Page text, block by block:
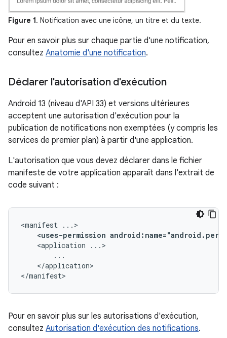
Figure 1. Notification avec une icône, un titre et du texte.
Pour en savoir plus sur chaque partie d'une notification,
consultez Anatomie d'une notification.
Déclarer l'autorisation d'exécution
Android 13 (niveau d'API 33) et versions ultérieures
acceptent une autorisation d'exécution pour la
publication de notifications non exemptées (y compris les
services de premier plan) à partir d'une application.
L'autorisation que vous devez déclarer dans le fichier
manifeste de votre application apparaît dans l'extrait de
code suivant :
<manifest
<uses-permission
<application
</application>
</manifest>
Pour en savoir plus sur les autorisations d'exécution,
consultez Autorisation d'exécution des notifications.